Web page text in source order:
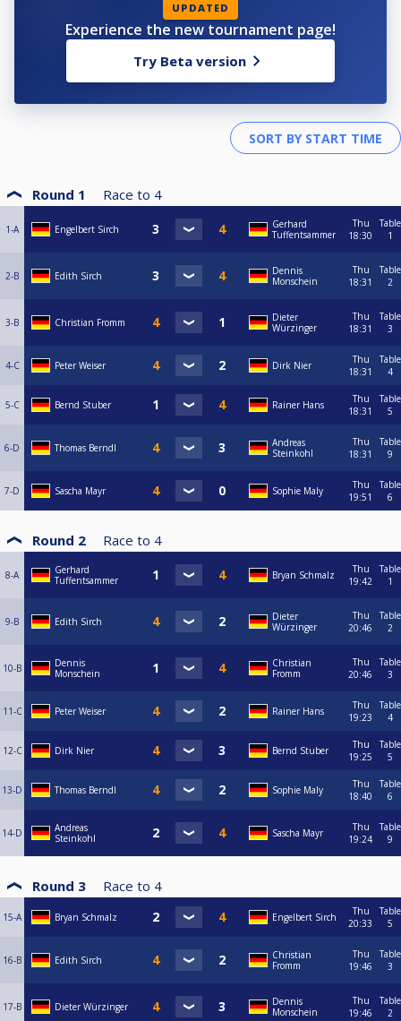
UPDATED
Experience the new tournament page!
Try Beta version
Round 1 Race to 4
1-A Engelbert Sirch
Gerhard
Tuffentsammer
Thu
18:30
Table
1
2-B Edith Sirch
Dennis
Monschein
Thu
18:31
Table
2
3-B Christian Fromm
Dieter
Würzinger
Thu
18:31
Table
3
4-C Peter Weiser Dirk Nier
Thu
18:31
Table
4
5-C Bernd Stuber Rainer Hans
Thu
18:31
Table
5
6-D Thomas Berndl
Andreas
Steinkohl
Thu
18:31
Table
9
7-D Sascha Mayr Sophie Maly
Thu
19:51
Table
6
Round 2 Race to 4
8-A
Gerhard
Tuffentsammer
Bryan Schmalz
Thu
19:42
Table
1
9-B Edith Sirch
Dieter
Würzinger
Thu
20:46
Table
2
10-B
Dennis
Monschein
Christian
Fromm
Thu
20:46
Table
3
11-C Peter Weiser Rainer Hans
Thu
19:23
Table
4
12-C Dirk Nier Bernd Stuber
Thu
19:25
Table
5
13-D Thomas Berndl Sophie Maly
Thu
18:40
Table
6
14-D
Andreas
Steinkohl
Sascha Mayr
Thu
19:24
Table
9
Round 3 Race to 4
15-A Bryan Schmalz Engelbert Sirch
Thu
20:33
Table
5
16-B Edith Sirch
Christian
Fromm
Thu
19:46
Table
3
17-B Dieter Würzinger
Dennis
Monschein
Thu
19:46
Table
2